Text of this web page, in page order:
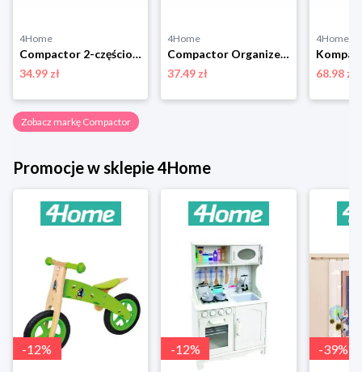
4Home
Compactor 2-częściowy komplet wieszaków na spodnie Velvet, 45 cm
34.99 zł
4Home
Compactor Organizer do przechowywania Bamboo Box M, 22,5 x 7,5 x 6,5 cm, M
37.49 zł
4Home
68.98 zł
Zobacz markę Compactor
Promocje w sklepie 4Home
-12% -12% -39%